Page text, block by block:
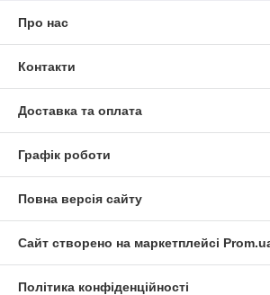
Про нас
Контакти
Доставка та оплата
Графік роботи
Повна версія сайту
Сайт створено на маркетплейсі
Політика конфіденційності